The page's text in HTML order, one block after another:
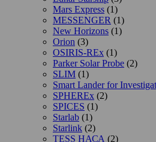
Mars Express (1)
MESSENGER (1)
New Horizons (1)
Orion (3)
OSIRIS-REx (1)
Parker Solar Probe (2)
SLIM (1)
Smart Lander for
SPHEREx (2)
SPICES (1)
Starlab (1)
Starlink (2)
TESS НАСА (2)